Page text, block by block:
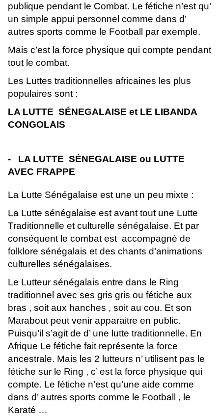
publique pendant le Combat. Le fétiche n’est qu’
un simple appui personnel comme dans d’
autres sports comme le Football par exemple.
Mais c’est la force physique qui compte pendant
tout le combat.
Les Luttes traditionnelles africaines les plus
populaires sont :
LA LUTTE SÉNEGALAISE et LE LIBANDA
CONGOLAIS
- LA LUTTE SÉNEGALAISE ou LUTTE
AVEC FRAPPE
La Lutte Sénégalaise est une un peu mixte :
La Lutte sénégalaise est avant tout une Lutte
Traditionnelle et culturelle sénégalaise. Et par
conséquent le combat est accompagné de
folklore sénégalais et des chants d’animations
culturelles sénégalaises.
Le Lutteur sénégalais entre dans le Ring
traditionnel avec ses gris gris ou fétiche aux
bras , soit aux hanches , soit au cou. Et son
Marabout peut venir apparaitre en public.
Puisqu’il s’agit de d’ une lutte traditionnelle. En
Afrique Le fétiche fait représente la force
ancestrale. Mais les 2 lutteurs n’ utilisent pas le
fétiche sur le Ring , c’ est la force physique qui
compte. Le fétiche n’est qu’une aide comme
dans d’ autres sports comme le Football , le
Karaté …